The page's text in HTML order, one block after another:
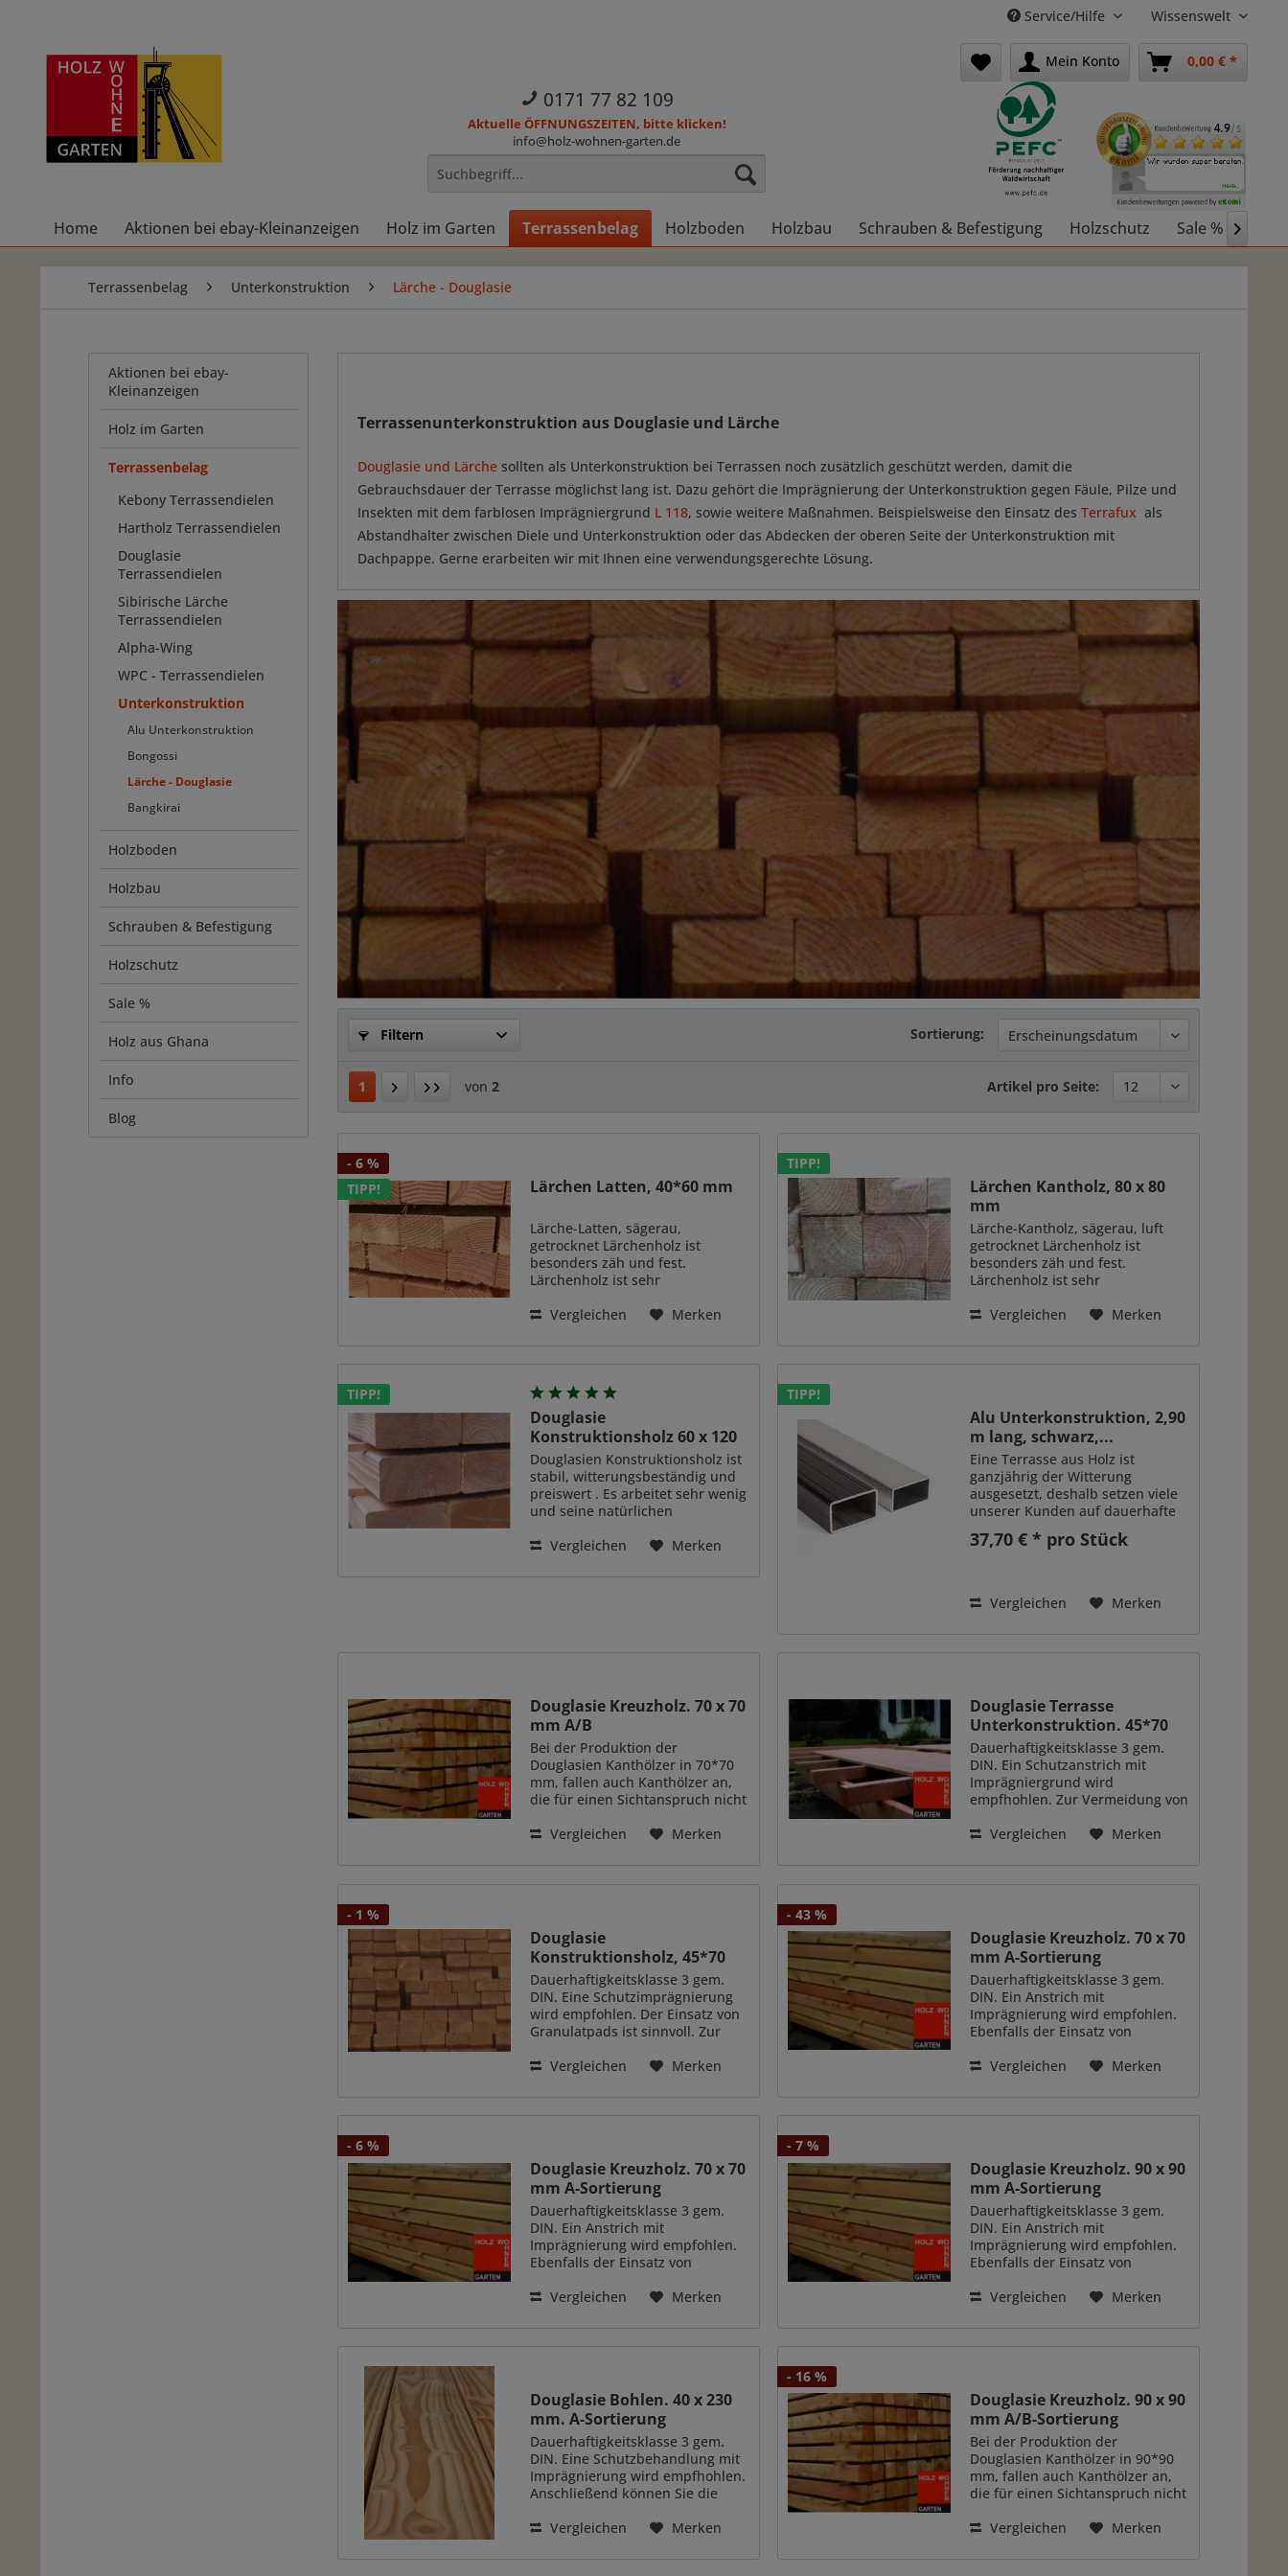
Service/Hilfe Wissenswelt
Mein Konto 0,00 € *
0171 77 82 109
Aktuelle ÖFFNUNGSZEITEN, bitte klicken!
info@holz-wohnen-garten.de
Home Aktionen bei ebay-Kleinanzeigen Holz im Garten Terrassenbelag Holzboden Holzbau Schrauben & Befestigung Holzschutz Sale % 
Terrassenbelag Unterkonstruktion Lärche - Douglasie
Aktionen bei ebay-
Kleinanzeigen
Holz im Garten
Terrassenbelag
Kebony Terrassendielen
Hartholz Terrassendielen
Douglasie
Terrassendielen
Sibirische Lärche
Terrassendielen
Alpha-Wing
WPC - Terrassendielen
Unterkonstruktion
Alu Unterkonstruktion
Bongossi
Lärche - Douglasie
Bangkirai
Holzboden
Holzbau
Schrauben & Befestigung
Holzschutz
Sale %
Holz aus Ghana
Info
Blog
Terrassenunterkonstruktion aus Douglasie und Lärche
Douglasie und Lärche sollten als Unterkonstruktion bei Terrassen noch zusätzlich geschützt werden, damit die
Gebrauchsdauer der Terrasse möglichst lang ist. Dazu gehört die Imprägnierung der Unterkonstruktion gegen Fäule, Pilze und
Insekten mit dem farblosen Imprägniergrund L 118, sowie weitere Maßnahmen. Beispielsweise den Einsatz des Terrafux als
Abstandhalter zwischen Diele und Unterkonstruktion oder das Abdecken der oberen Seite der Unterkonstruktion mit
Dachpappe. Gerne erarbeiten wir mit Ihnen eine verwendungsgerechte Lösung.
Filtern Sortierung:
1 von 2 Artikel pro Seite:
- 6 %
TIPP!
Lärchen Latten, 40*60 mm
Lärche-Latten, sägerau,
getrocknet Lärchenholz ist
besonders zäh und fest.
Lärchenholz ist sehr
Dauerhaftigkeitsklasse 3-4. Daher
Vergleichen Merken
TIPP!
Lärchen Kantholz, 80 x 80
mm
Lärche-Kantholz, sägerau, luft
getrocknet Lärchenholz ist
besonders zäh und fest.
Lärchenholz ist sehr
Dauerhaftigkeitsklasse 3-4. Daher
Vergleichen Merken
TIPP!
Douglasie
Konstruktionsholz 60 x 120
mm
Douglasien Konstruktionsholz ist
stabil, witterungsbeständig und
preiswert . Es arbeitet sehr wenig
und seine natürlichen
Bewitterung resistent und
Vergleichen Merken
TIPP!
Alu Unterkonstruktion, 2,90
m lang, schwarz,...
Eine Terrasse aus Holz ist
ganzjährig der Witterung
ausgesetzt, deshalb setzen viele
unserer Kunden auf dauerhafte
Terrassenbeläge. Wenn aber die
Unterkonstruktion unerwartet
37,70 € * pro Stück
Vergleichen Merken
Douglasie Kreuzholz. 70 x 70
mm A/B
Bei der Produktion der
Douglasien Kanthölzer in 70*70
mm, fallen auch Kanthölzer an,
die für einen Sichtanspruch nicht
hat größere Trockenrisse, oder
Vergleichen Merken
Douglasie Terrasse
Unterkonstruktion. 45*70
mm
Dauerhaftigkeitsklasse 3 gem.
DIN. Ein Schutzanstrich mit
Imprägniergrund wird
empfhohlen. Zur Vermeidung von
Wasserkontakt sollte die
Vergleichen Merken
- 1 %
Douglasie
Konstruktionsholz, 45*70
mm A-Sortierung
Dauerhaftigkeitsklasse 3 gem.
DIN. Eine Schutzimprägnierung
wird empfohlen. Der Einsatz von
Granulatpads ist sinnvoll. Zur
Pergolen und Carports. Alle
Vergleichen Merken
- 43 %
Douglasie Kreuzholz. 70 x 70
mm A-Sortierung
Dauerhaftigkeitsklasse 3 gem.
DIN. Ein Anstrich mit
Imprägnierung wird empfohlen.
Ebenfalls der Einsatz von
Unterkonstruktionen. A-
Vergleichen Merken
- 6 %
Douglasie Kreuzholz. 70 x 70
mm A-Sortierung
Dauerhaftigkeitsklasse 3 gem.
DIN. Ein Anstrich mit
Imprägnierung wird empfohlen.
Ebenfalls der Einsatz von
Unterkonstruktionen. A-
Vergleichen Merken
- 7 %
Douglasie Kreuzholz. 90 x 90
mm A-Sortierung
Dauerhaftigkeitsklasse 3 gem.
DIN. Ein Anstrich mit
Imprägnierung wird empfohlen.
Ebenfalls der Einsatz von
Unterkonstruktionen. A-
Vergleichen Merken
Douglasie Bohlen. 40 x 230
mm. A-Sortierung
Dauerhaftigkeitsklasse 3 gem.
DIN. Eine Schutzbehandlung mit
Imprägnierung wird empfhohlen.
Anschließend können Sie die
Starke Diele mit vielfältigen
Vergleichen Merken
- 16 %
Douglasie Kreuzholz. 90 x 90
mm A/B-Sortierung
Bei der Produktion der
Douglasien Kanthölzer in 90*90
mm, fallen auch Kanthölzer an,
die für einen Sichtanspruch nicht
hat größere Trockenrisse, oder
Vergleichen Merken